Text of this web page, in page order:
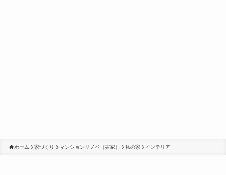
ホーム 家づくり マンションリノベ（実家） 私の家 インテリア